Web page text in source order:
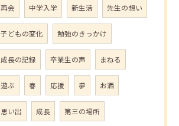
再会 中学入学 新生活 先生の想い
子どもの変化 勉強のきっかけ
成長の記録 卒業生の声 まねる
遊ぶ 春 応援 夢 お酒
思い出 成長 第三の場所